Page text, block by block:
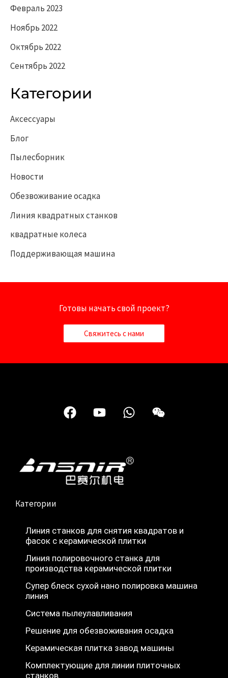
Февраль 2023
Ноябрь 2022
Октябрь 2022
Сентябрь 2022
Категории
Аксессуары
Блог
Пылесборник
Новости
Обезвоживание осадка
Линия квадратных станков
квадратные колеса
Поддерживающая машина
Готовы начать свой проект?
Свяжитесь с нами
F
a
o
o
Y
o
b
e
W
h
s
a
В
э
Категории
Линия станков для снятия квадратов и
фасок с керамической плитки
Линия полировочного станка для
производства керамической плитки
Супер блеск сухой нано полировка машина
линия
Система пылеулавливания
Решение для обезвоживания осадка
Керамическая плитка завод машины
Комплектующие для линии плиточных
станков